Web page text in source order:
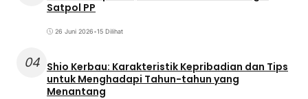
Satpol PP
26 Juni 2026•15 Dilihat
04 Shio Kerbau: Karakteristik Kepribadian dan Tips
untuk Menghadapi Tahun-tahun yang
Menantang